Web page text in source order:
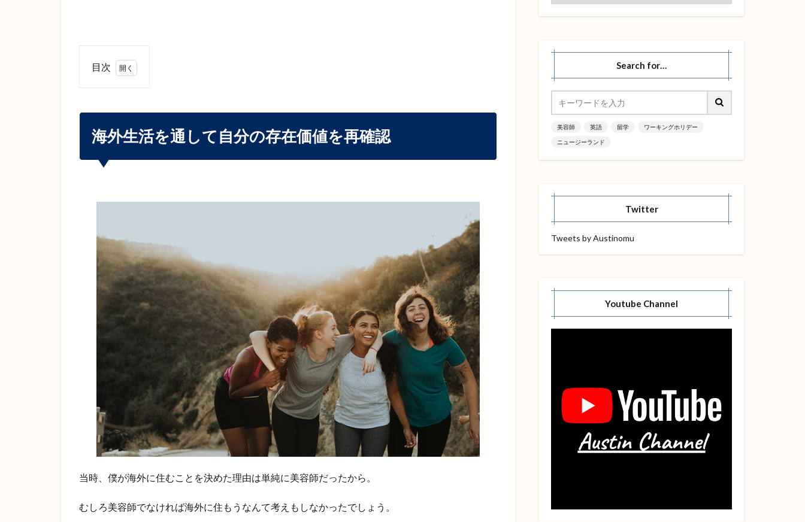
目次
外
活
通
存
在
値
を
他人
る日
本
人、
後で
判断
する
外国
海外生活を通して自分の存在価値を再確認
当時、僕が海外に住むことを決めた理由は単純に美容師だったから。
むしろ美容師でなければ海外に住もうなんて考えもしなかったでしょう。
Search for…
美容師 英語 留学 ワーキングホリデー
ニュージーランド
Twitter
Tweets by Austinomu
Youtube Channel